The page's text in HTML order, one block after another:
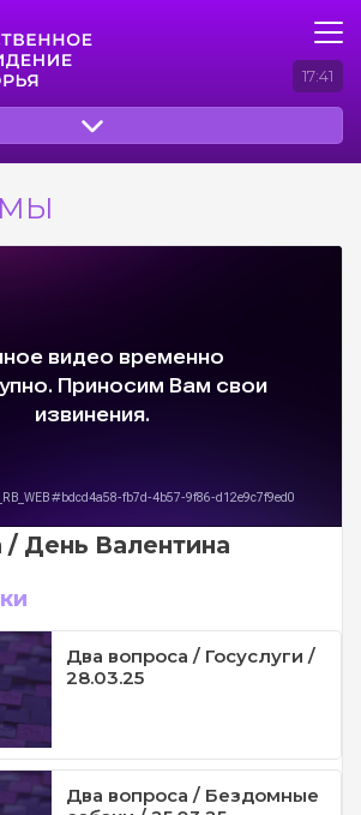
17:41
/ День Валентина
Два вопроса / Госуслуги /
28.03.25
Два вопроса / Бездомные